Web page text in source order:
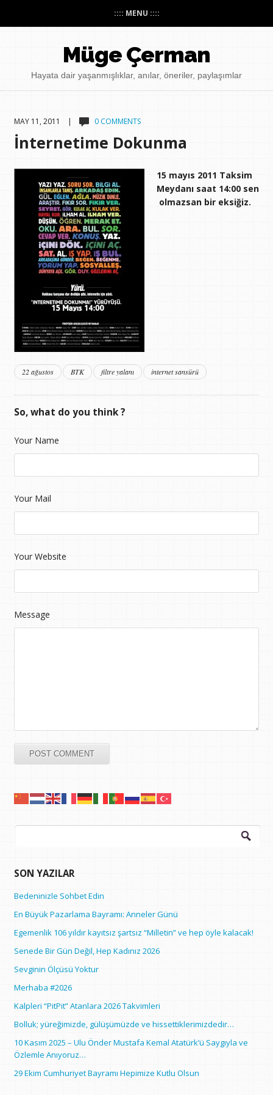
:::: MENU ::::
Müge Çerman
Hayata dair yaşanmışlıklar, anılar, öneriler, paylaşımlar
MAY 11, 2011 | 0 COMMENTS
İnternetime Dokunma
15 mayıs 2011 Taksim
Meydanı saat 14:00 sen
olmazsan bir eksiğiz.
22 ağustos BTK filtre yalanı internet sansürü
So, what do you think ?
Your Name
Your Mail
Your Website
Message
Arama:
SON YAZILAR
Bedeninizle Sohbet Edin
En Büyük Pazarlama Bayramı: Anneler Günü
Egemenlik 106 yıldır kayıtsız şartsız “Milletin” ve hep öyle kalacak!
Senede Bir Gün Değil, Hep Kadınız 2026
Sevginin Ölçüsü Yoktur
Merhaba #2026
Kalpleri “PitPit” Atanlara 2026 Takvimleri
Bolluk; yüreğimizde, gülüşümüzde ve hissettiklerimizdedir…
10 Kasım 2025 – Ulu Önder Mustafa Kemal Atatürk’ü Saygıyla ve
Özlemle Anıyoruz…
29 Ekim Cumhuriyet Bayramı Hepimize Kutlu Olsun